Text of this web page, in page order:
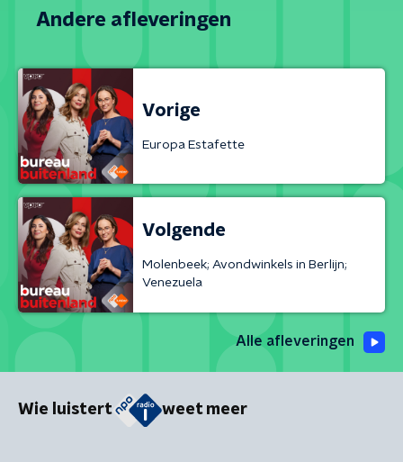
Andere afleveringen
Vorige
Europa Estafette
Volgende
Molenbeek; Avondwinkels in Berlijn;
Venezuela
Alle afleveringen
Wie luistert weet meer